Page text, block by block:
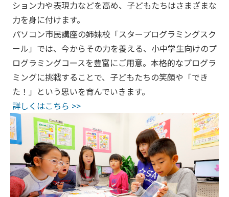
ション力や表現力などを高め、子どもたちはさまざまな
力を身に付けます。
パソコン市民講座の姉妹校「スタープログラミングスク
ール」では、今からその力を養える、小中学生向けのプ
ログラミングコースを豊富にご用意。本格的なプログラ
ミングに挑戦することで、子どもたちの笑顔や「でき
た！」という思いを育んでいきます。
詳しくはこちら >>